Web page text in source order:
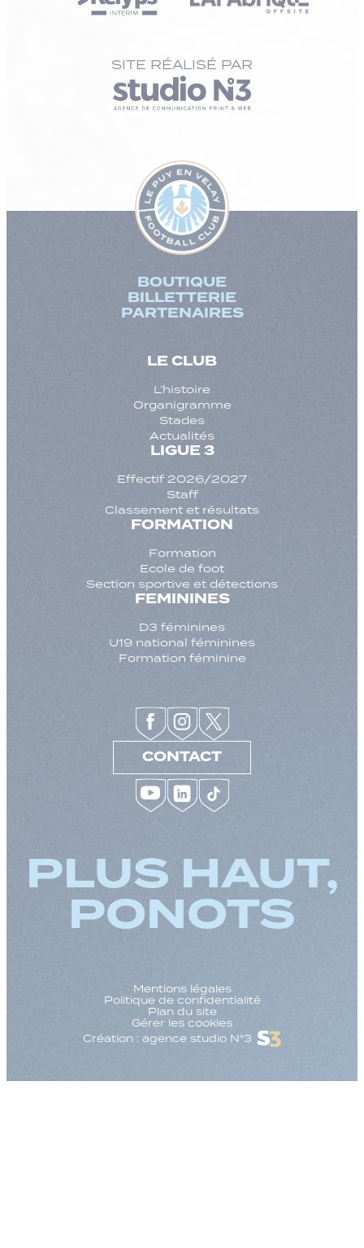
SITE RÉALISÉ PAR
BOUTIQUE
BILLETTERIE
PARTENAIRES
LE CLUB
L’histoire
Organigramme
Stades
Actualités
LIGUE 3
Effectif 2026/2027
Staff
Classement et résultats
FORMATION
Formation
Ecole de foot
Section sportive et détections
FEMININES
D3 féminines
U19 national féminines
Formation féminine
CONTACT
PLUS HAUT,
PONOTS
Mentions légales
Politique de confidentialité
Plan du site
Gérer les cookies
Création : agence studio N°3